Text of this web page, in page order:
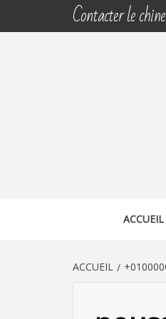
Contacter le
ACCUEIL
ACCUEIL